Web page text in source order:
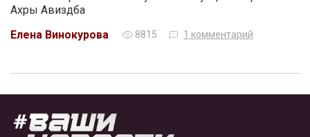
Ахры Авиздба
Елена Винокурова
8815 1 комментарий